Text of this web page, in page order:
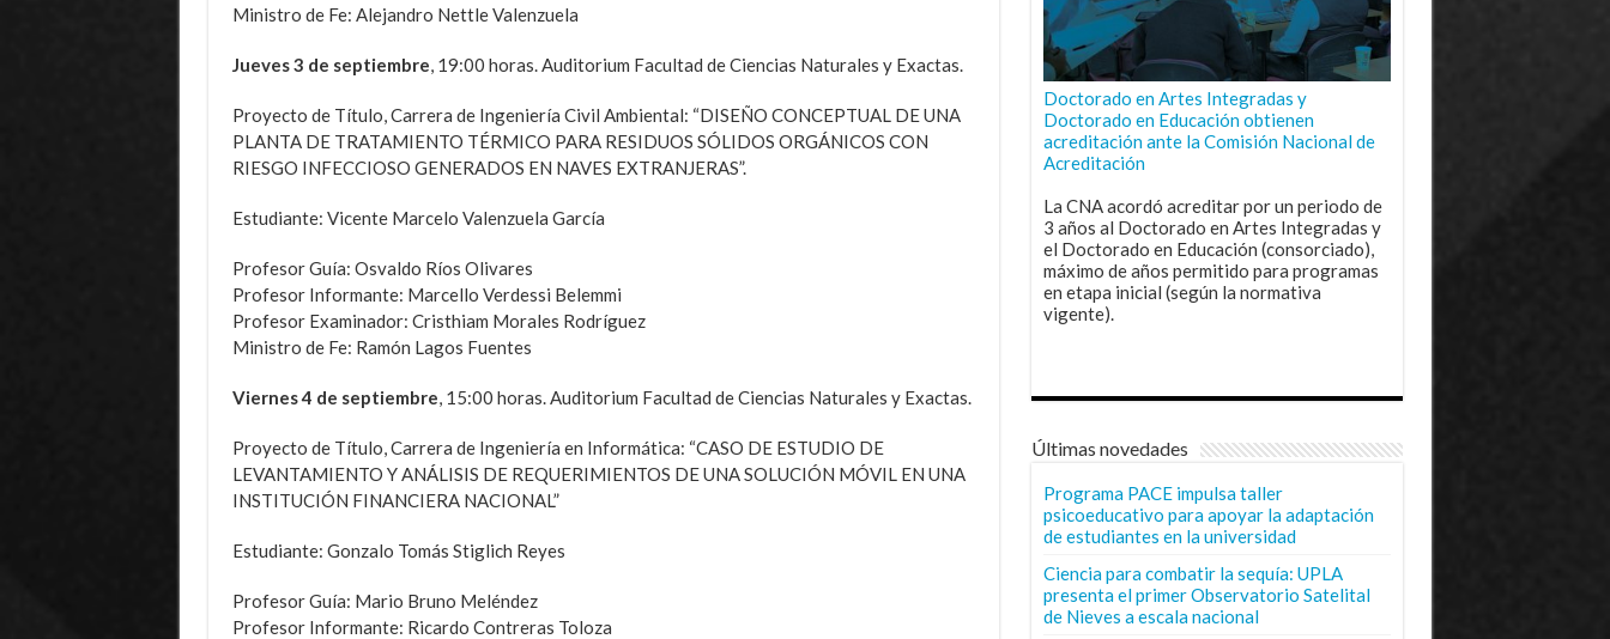
Ministro de Fe: Alejandro Nettle Valenzuela
Jueves 3 de septiembre , 19:00 horas. Auditorium Facultad de Ciencias Naturales y Exactas.
Proyecto de Título, Carrera de Ingeniería Civil Ambiental: “DISEÑO CONCEPTUAL DE UNA
PLANTA DE TRATAMIENTO TÉRMICO PARA RESIDUOS SÓLIDOS ORGÁNICOS CON
RIESGO INFECCIOSO GENERADOS EN NAVES EXTRANJERAS”.
Estudiante: Vicente Marcelo Valenzuela García
Profesor Guía: Osvaldo Ríos Olivares
Profesor Informante: Marcello Verdessi Belemmi
Profesor Examinador: Cristhiam Morales Rodríguez
Ministro de Fe: Ramón Lagos Fuentes
Viernes 4 de septiembre , 15:00 horas. Auditorium Facultad de Ciencias Naturales y Exactas.
Proyecto de Título, Carrera de Ingeniería en Informática: “CASO DE ESTUDIO DE
LEVANTAMIENTO Y ANÁLISIS DE REQUERIMIENTOS DE UNA SOLUCIÓN MÓVIL EN UNA
INSTITUCIÓN FINANCIERA NACIONAL”
Estudiante: Gonzalo Tomás Stiglich Reyes
Profesor Guía: Mario Bruno Meléndez
Profesor Informante: Ricardo Contreras Toloza
Doctorado en Artes Integradas y
Doctorado en Educación obtienen
acreditación ante la Comisión Nacional de
Acreditación
La CNA acordó acreditar por un periodo de
3 años al Doctorado en Artes Integradas y
el Doctorado en Educación (consorciado),
máximo de años permitido para programas
en etapa inicial (según la normativa
vigente).
Últimas novedades
Programa PACE impulsa taller
psicoeducativo para apoyar la adaptación
de estudiantes en la universidad
Ciencia para combatir la sequía: UPLA
presenta el primer Observatorio Satelital
de Nieves a escala nacional